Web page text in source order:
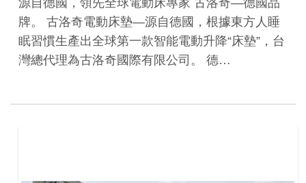
牌。 古洛奇電動床墊—源自德國，根據東方人睡
眠習慣生產出全球第一款智能電動升降“床墊”，台
灣總代理為古洛奇國際有限公司。 德…